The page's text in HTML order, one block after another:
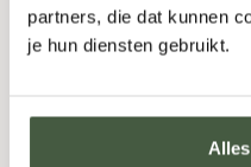
partners, die dat kunnen
je hun diensten gebruikt.
de zon. Denk aan Zuid-
gebieden met een lange
staat altijd centraal.